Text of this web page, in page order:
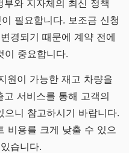
와 지자체의 최신 정책
필요합니다. 보조금 신청
경되기 때문에 계약 전에
이 중요합니다.
원이 가능한 재고 차량을
서비스를 통해 고객의
니 참고하시기 바랍니다.
비용를 크게 낮출 수 있으
습니다.